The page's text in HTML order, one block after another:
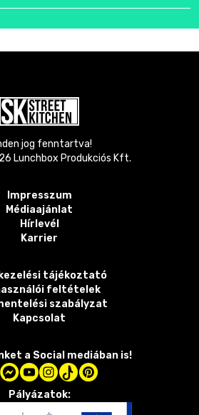
jog fenntartva!
Lunchbox Produkciós Kft.
Impresszum
Médiaajánlat
Hírlevél
Karrier
tájékoztató
feltételek
szabályzat
Kapcsolat
a Social mediában is!
Pályázatok: